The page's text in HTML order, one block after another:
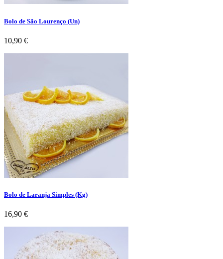
Bolo de São Lourenço (Un)
Preço
10,90 €
Bolo de Laranja Simples (Kg)
Preço
16,90 €